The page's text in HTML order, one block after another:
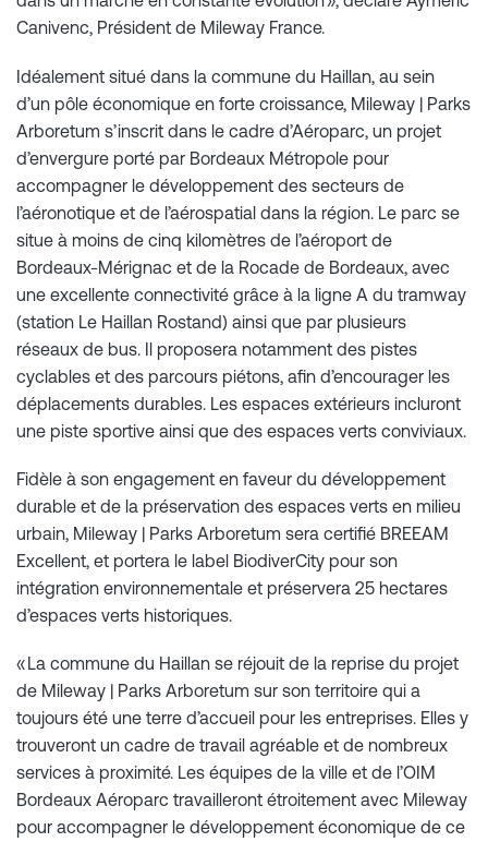
Canivenc, Président de Mileway France.
Idéalement situé dans la commune du Haillan, au sein
d’un pôle économique en forte croissance, Mileway | Parks
Arboretum s’inscrit dans le cadre d’Aéroparc, un projet
d’envergure porté par Bordeaux Métropole pour
accompagner le développement des secteurs de
l’aéronotique et de l’aérospatial dans la région. Le parc se
situe à moins de cinq kilomètres de l’aéroport de
Bordeaux-Mérignac et de la Rocade de Bordeaux, avec
une excellente connectivité grâce à la ligne A du tramway
(station Le Haillan Rostand) ainsi que par plusieurs
réseaux de bus. Il proposera notamment des pistes
cyclables et des parcours piétons, afin d’encourager les
déplacements durables. Les espaces extérieurs incluront
une piste sportive ainsi que des espaces verts conviviaux.
Fidèle à son engagement en faveur du développement
durable et de la préservation des espaces verts en milieu
urbain, Mileway | Parks Arboretum sera certifié BREEAM
Excellent, et portera le label BiodiverCity pour son
intégration environnementale et préservera 25 hectares
d’espaces verts historiques.
« La commune du Haillan se réjouit de la reprise du projet
de Mileway | Parks Arboretum sur son territoire qui a
toujours été une terre d’accueil pour les entreprises. Elles y
trouveront un cadre de travail agréable et de nombreux
services à proximité. Les équipes de la ville et de l’OIM
Bordeaux Aéroparc travailleront étroitement avec Mileway
pour accompagner le développement économique de ce